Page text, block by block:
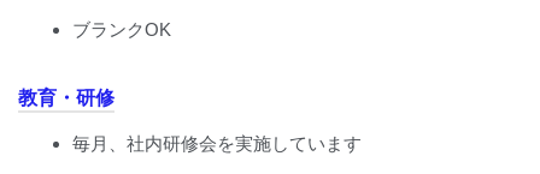
ブランクOK
教育・研修
毎月、社内研修会を実施しています